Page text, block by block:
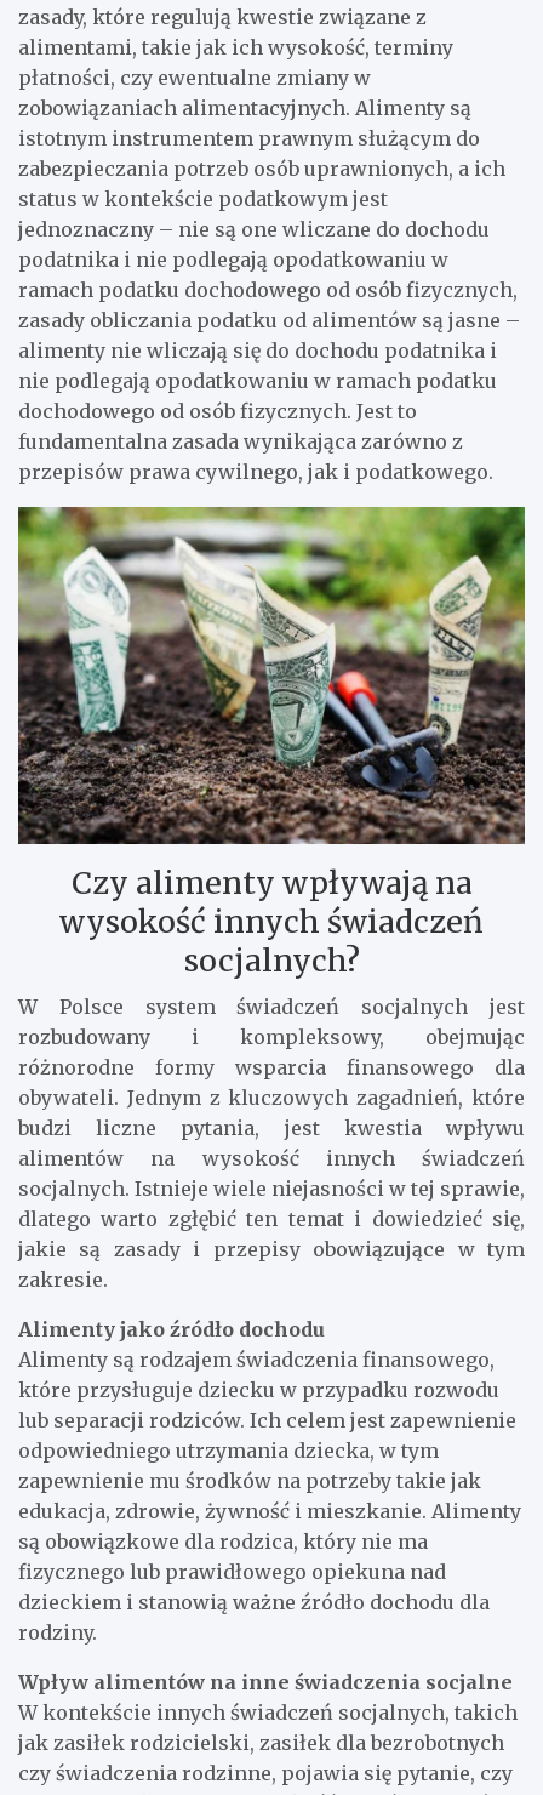
zasady, które regulują kwestie związane z
alimentami, takie jak ich wysokość, terminy
płatności, czy ewentualne zmiany w
zobowiązaniach alimentacyjnych. Alimenty są
istotnym instrumentem prawnym służącym do
zabezpieczania potrzeb osób uprawnionych, a ich
status w kontekście podatkowym jest
jednoznaczny – nie są one wliczane do dochodu
podatnika i nie podlegają opodatkowaniu w
ramach podatku dochodowego od osób fizycznych,
zasady obliczania podatku od alimentów są jasne –
alimenty nie wliczają się do dochodu podatnika i
nie podlegają opodatkowaniu w ramach podatku
dochodowego od osób fizycznych. Jest to
fundamentalna zasada wynikająca zarówno z
przepisów prawa cywilnego, jak i podatkowego.
Czy alimenty wpływają na
wysokość innych świadczeń
socjalnych?
W Polsce system świadczeń socjalnych jest
rozbudowany i kompleksowy, obejmując
różnorodne formy wsparcia finansowego dla
obywateli. Jednym z kluczowych zagadnień, które
budzi liczne pytania, jest kwestia wpływu
alimentów na wysokość innych świadczeń
socjalnych. Istnieje wiele niejasności w tej sprawie,
dlatego warto zgłębić ten temat i dowiedzieć się,
jakie są zasady i przepisy obowiązujące w tym
zakresie.
Alimenty jako źródło dochodu
Alimenty są rodzajem świadczenia finansowego,
które przysługuje dziecku w przypadku rozwodu
lub separacji rodziców. Ich celem jest zapewnienie
odpowiedniego utrzymania dziecka, w tym
zapewnienie mu środków na potrzeby takie jak
edukacja, zdrowie, żywność i mieszkanie. Alimenty
są obowiązkowe dla rodzica, który nie ma
fizycznego lub prawidłowego opiekuna nad
dzieckiem i stanowią ważne źródło dochodu dla
rodziny.
Wpływ alimentów na inne świadczenia socjalne
W kontekście innych świadczeń socjalnych, takich
jak zasiłek rodzicielski, zasiłek dla bezrobotnych
czy świadczenia rodzinne, pojawia się pytanie, czy